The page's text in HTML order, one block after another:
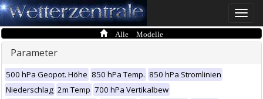
Toggle
Alle Modelle
Parameter
500 hPa Geopot. Höhe 850 hPa Temp. 850 hPa Stromlinien
Niederschlag 2m Temp 700 hPa Vertikalbew